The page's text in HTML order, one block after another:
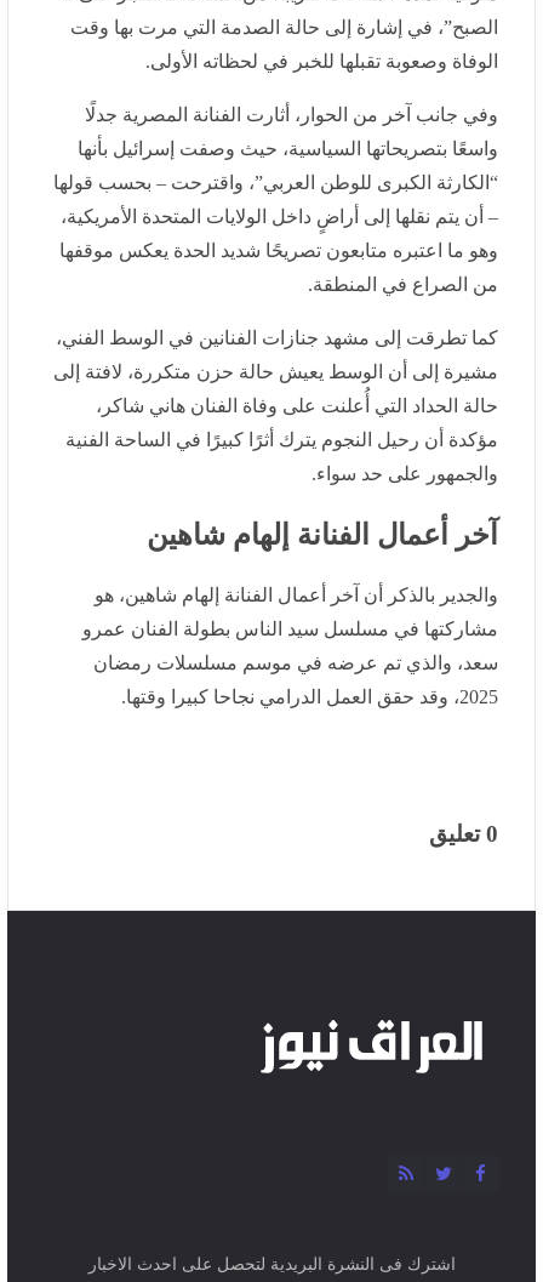
وفي جانب آخر من الحوار، أثارت الفنانة المصرية جدلًا واسعًا
بتصريحاتها السياسية، حيث وصفت إسرائيل بأنها “الكارثة
الكبرى للوطن العربي”، واقترحت – بحسب قولها – أن يتم
نقلها إلى أراضٍ داخل الولايات المتحدة الأمريكية، وهو ما
اعتبره متابعون تصريحًا شديد الحدة يعكس موقفها من
الصراع في المنطقة.
كما تطرقت إلى مشهد جنازات الفنانين في الوسط الفني،
مشيرة إلى أن الوسط يعيش حالة حزن متكررة، لافتة إلى
حالة الحداد التي أُعلنت على وفاة الفنان هاني شاكر، مؤكدة
أن رحيل النجوم يترك أثرًا كبيرًا في الساحة الفنية والجمهور
على حد سواء.
آخر أعمال الفنانة إلهام شاهين
والجدير بالذكر أن آخر أعمال الفنانة إلهام شاهين، هو
مشاركتها في مسلسل سيد الناس بطولة الفنان عمرو سعد،
حقق العمل الدرامي نجاحا كبيرا وقتها.